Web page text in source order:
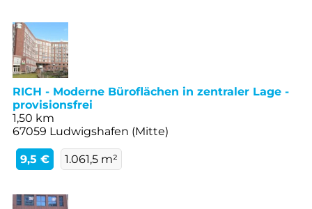
RICH - Moderne Büroflächen in zentraler Lage -
provisionsfrei
1,50 km
67059 Ludwigshafen (Mitte)
9,5 € 1.061,5 m²